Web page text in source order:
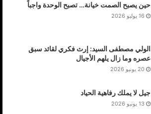
حين يصبح الصمت خيانة… تصبح الوحدة واجباً
16 يوليو 2026
الولي مصطفى السيد: إرث فكري لقائد سبق
عصره وما زال يلهم الأجيال
20 يونيو 2026
جيل لا يملك رفاهية الحياد
13 يونيو 2026